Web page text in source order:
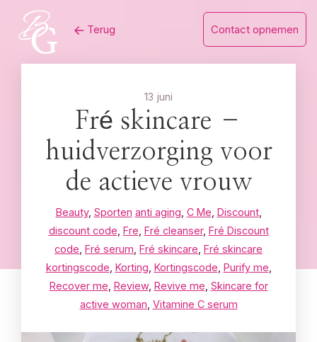
content
Terug Contact opnemen
13 juni
Fré skincare –
huidverzorging voor
de actieve vrouw
Beauty, Sporten anti aging C Me Discount,
discount code Fre Fré cleanser, Fré Discount
code Fré serum Fré skincare Fré skincare
kortingscode Korting Kortingscode Purify me
Recover me Review, Revive me Skincare for
active woman Vitamine C serum